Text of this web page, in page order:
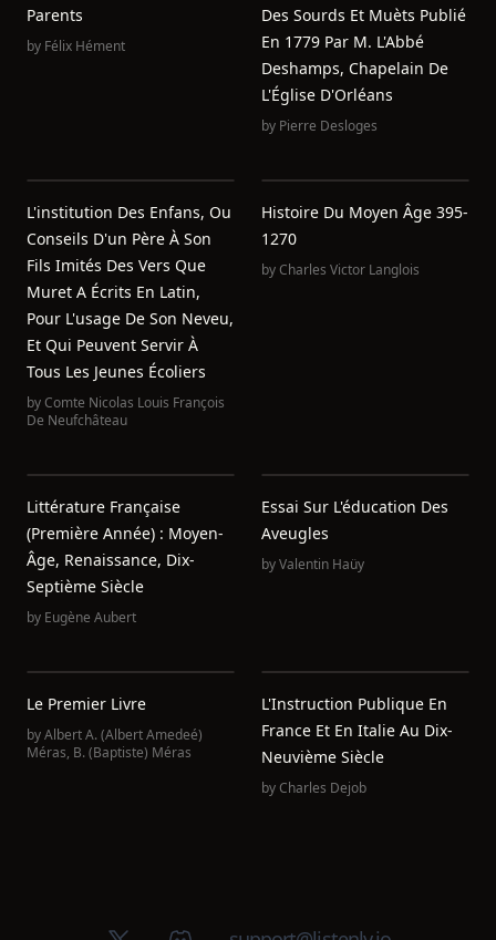
Parents
by Félix Hément
Des Sourds Et Muèts Publié
En 1779 Par M. L'Abbé
Deshamps, Chapelain De
L'Église D'Orléans
by Pierre Desloges
L'institution Des Enfans, Ou
Conseils D'un Père À Son
Fils Imités Des Vers Que
Muret A Écrits En Latin,
Pour L'usage De Son Neveu,
Et Qui Peuvent Servir À
Tous Les Jeunes Écoliers
byComte Nicolas Louis François
De Neufchâteau
Histoire Du Moyen Âge 395-
1270
byCharles Victor Langlois
Littérature Française
(Première Année) : Moyen-
Âge, Renaissance, Dix-
Septième Siècle
by Eugène Aubert
Essai Sur L'éducation Des
Aveugles
byValentin Haüy
Le Premier Livre
byAlbert A. (Albert Amedeé)
Méras, B. (Baptiste) Méras
L'Instruction Publique En
France Et En Italie Au Dix-
Neuvième Siècle
byCharles Dejob